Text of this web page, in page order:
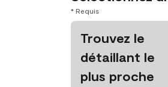
* Requis
Trouvez le
détaillant le
plus proche